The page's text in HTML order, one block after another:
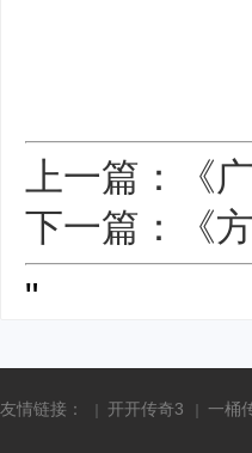
上一篇：《
下一篇：《
"
友情链接： 开开传奇3 一桶